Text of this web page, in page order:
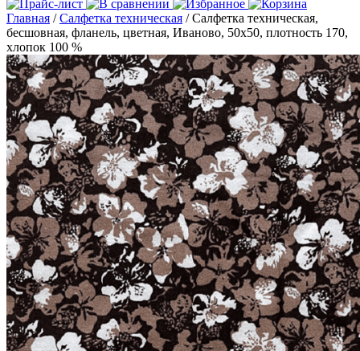
Главная /Салфетка техническая / Салфетка техническая,
бесшовная, фланель, цветная, Иваново, 50х50, плотность 170,
хлопок 100 %